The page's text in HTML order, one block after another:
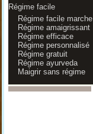
Régime facile
Régime facile marche
Régime amaigrissant
Régime efficace
Régime personnalisé
Régime gratuit
Régime ayurveda
Maigrir sans régime